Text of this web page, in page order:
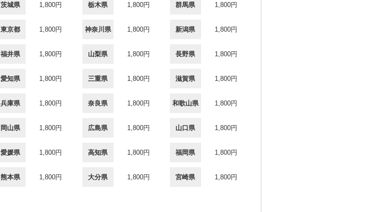
茨城県 1,800円 栃木県 1,800円 群馬県 1,800円
東京都 1,800円 神奈川県 1,800円 新潟県 1,800円
福井県 1,800円 山梨県 1,800円 長野県 1,800円
愛知県 1,800円 三重県 1,800円 滋賀県 1,800円
兵庫県 1,800円 奈良県 1,800円 和歌山県 1,800円
岡山県 1,800円 広島県 1,800円 山口県 1,800円
愛媛県 1,800円 高知県 1,800円 福岡県 1,800円
熊本県 1,800円 大分県 1,800円 宮崎県 1,800円